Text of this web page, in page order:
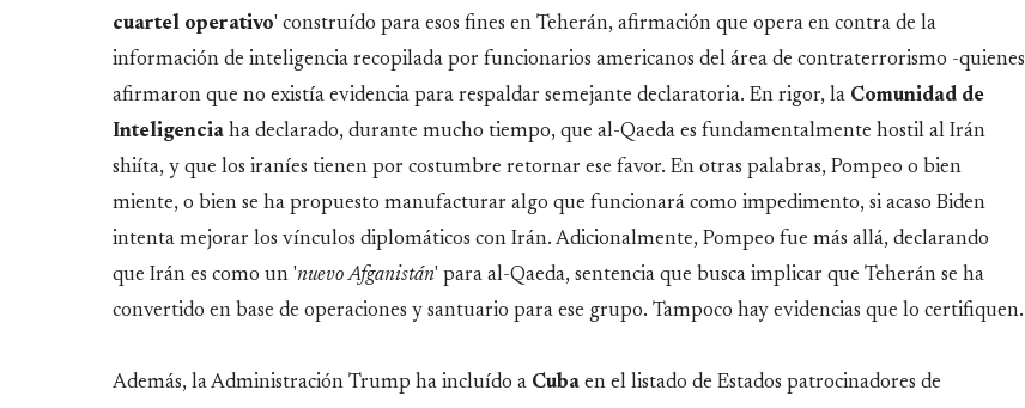
cuartel operativo' construído para esos fines en Teherán, afirmación que opera en contra de la
información de inteligencia recopilada por funcionarios americanos del área de contraterrorismo -quienes
afirmaron que no existía evidencia para respaldar semejante declaratoria. En rigor, la Comunidad de
Inteligencia ha declarado, durante mucho tiempo, que al-Qaeda es fundamentalmente hostil al Irán
shiíta, y que los iraníes tienen por costumbre retornar ese favor. En otras palabras, Pompeo o bien
miente, o bien se ha propuesto manufacturar algo que funcionará como impedimento, si acaso Biden
intenta mejorar los vínculos diplomáticos con Irán. Adicionalmente, Pompeo fue más allá, declarando
que Irán es como un 'nuevo Afganistán' para al-Qaeda, sentencia que busca implicar que Teherán se ha
convertido en base de operaciones y santuario para ese grupo. Tampoco hay evidencias que lo certifiquen.
Además, la Administración Trump ha incluído a Cuba en el listado de Estados patrocinadores de